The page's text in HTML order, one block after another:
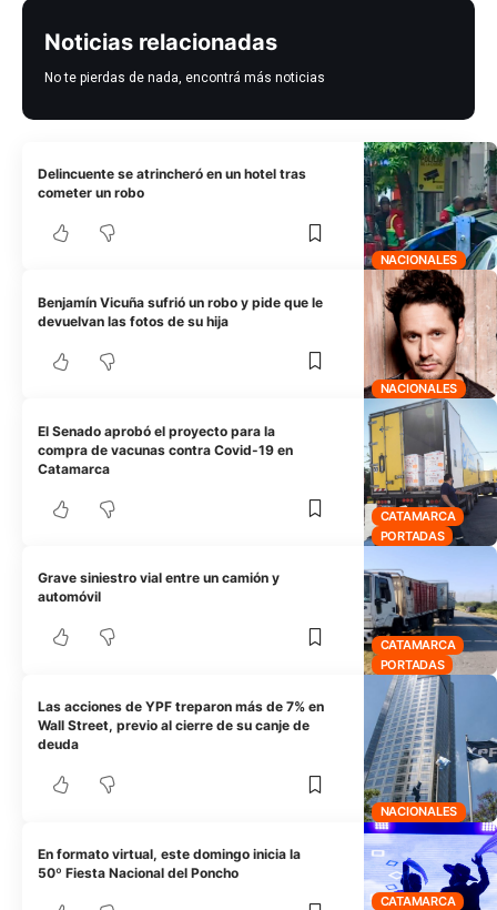
Noticias relacionadas
No te pierdas de nada, encontrá más noticias
NACIONALES
Delincuente se atrincheró en un hotel tras
cometer un robo
NACIONALES
Benjamín Vicuña sufrió un robo y pide que le
devuelvan las fotos de su hija
CATAMARCA
PORTADAS
El Senado aprobó el proyecto para la
compra de vacunas contra Covid-19 en
Catamarca
CATAMARCA
PORTADAS
Grave siniestro vial entre un camión y
automóvil
NACIONALES
Las acciones de YPF treparon más de 7% en
Wall Street, previo al cierre de su canje de
deuda
CATAMARCA
En formato virtual, este domingo inicia la
50º Fiesta Nacional del Poncho